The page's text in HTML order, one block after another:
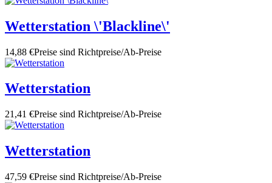
Wetterstation \'Blackline\'
14,88 €Preise sind Richtpreise/Ab-Preise
Wetterstation
21,41 €Preise sind Richtpreise/Ab-Preise
Wetterstation
47,59 €Preise sind Richtpreise/Ab-Preise